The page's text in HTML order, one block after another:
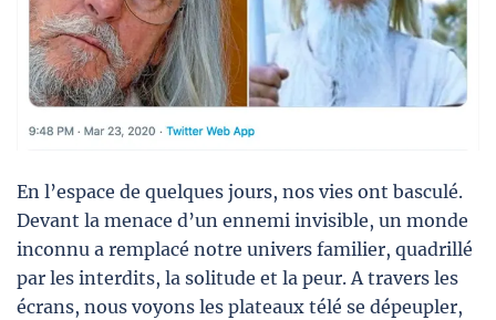
En l’espace de quelques jours, nos vies ont basculé.
Devant la menace d’un ennemi invisible, un monde
inconnu a remplacé notre univers familier, quadrillé
par les interdits, la solitude et la peur. A travers les
écrans, nous voyons les plateaux télé se dépeupler,